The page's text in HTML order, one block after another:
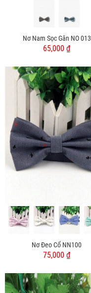
Nơ Nam Sọc Gân NO 013
65,000 ₫
Nơ Đeo Cổ NN100
75,000 ₫